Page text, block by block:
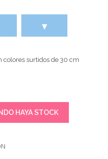
▼
colores surtidos de 30 cm
HAYA STOCK